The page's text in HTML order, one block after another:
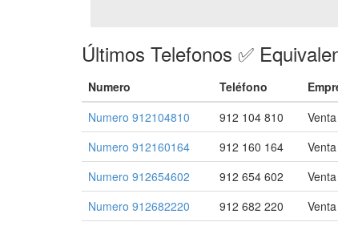
Últimos Telefonos ✅
Numero Teléfono
Numero 912104810
912 104 810
Numero 912160164
912 160 164
Numero 912654602
912 654 602
Numero 912682220
912 682 220